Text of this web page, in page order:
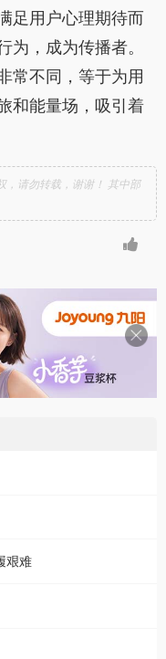
足用户心理期待而
为，成为传播者。
常不同，等于为用
和能量场，吸引着
，请勿转载，谢谢！ 其中部
艰难